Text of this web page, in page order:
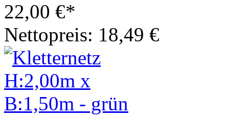
22,00 €*
Nettopreis: 18,49 €